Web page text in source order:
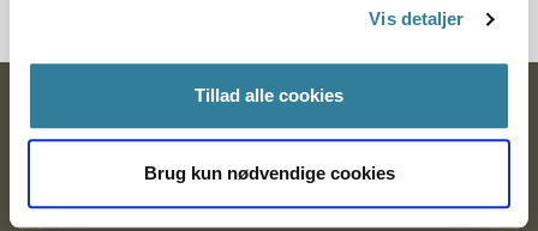
Vis detaljer
Tillad alle cookies
Brug kun nødvendige cookies
Nytorv 7, 2. sal